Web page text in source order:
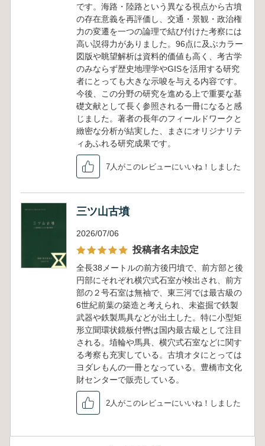
です。海路・陸路という異なる視点から古墳
の存在意義を再評価し、交通・景観・政治権
力の変遷を一つの論理で結び付けた考察には
高い説得力がありました。96点に及ぶカラー
図版や眺望解析は資料的価値も高く、考古学
のみならず歴史地理学やGISを活用する研究
者にとっても大きな示唆を与える内容です。
今後、この分野の研究を進める上で重要な基
礎文献として長く参照される一冊になると感
じました。著者の長年のフィールドワークと
緻密な分析が結実した、まさにオリジナリテ
ィあふれる研究成果です。
7人がこのレビューにいいね！しました
三ツ山古墳
2026/07/06
投稿者名未設定
全長38メートルの前方後円墳で、前方部と後
円部にそれぞれ横穴式石室が検出され、前方
部の２号石室は無袖で、東三河では最古級の
6世紀前葉の築造と考えられ、未盗掘で鉄製
武器や鉄製馬具などが出土した。特に小型矩
形立聞環状鏡板付轡は国内最古級として注目
される。埴輪や馬具、横穴式石室などに関す
る考察も充実している。古墳オタにとっては
ヨダレもんの一冊となっている。豊橋市文化
財センターで販売している。
2人がこのレビューにいいね！しました